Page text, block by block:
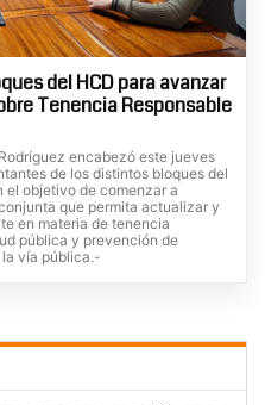
del HCD para avanzar
Tenencia Responsable
encabezó este jueves
de los distintos bloques del
el objetivo de comenzar a
que permita actualizar y
en materia de tenencia
pública y prevención de
vía pública.-